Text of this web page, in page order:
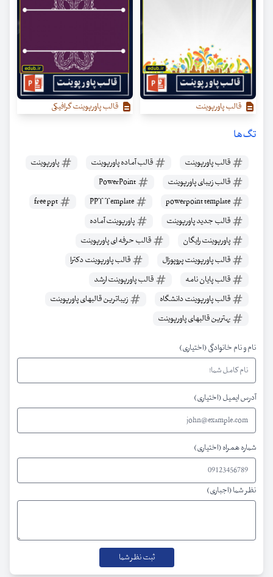
قالب پاورپوینت قالب پاورپوینت گرافیکی
تگ‌ها
قالب پاورپوینت قالب آماده پاورپوینت
پاورپوینت
قالب زیبای پاورپوینت
قالب جدید پاورپوینت
پاورپوینت آماده
پاورپوینت رایگان
قالب حرفه ای پاورپوینت
قالب پاورپوینت پروپوزال
قالب پاورپوینت دکترا
قالب پایان نامه
قالب پاورپوینت ارشد
قالب پاورپوینت دانشگاه
زیباترین قالبهای پاورپوینت
بهترین قالبهای پاورپوینت
نام و نام خانوادگی (اختیاری)
آدرس ایمیل (اختیاری)
شماره همراه (اختیاری)
نظر شما (اجباری)